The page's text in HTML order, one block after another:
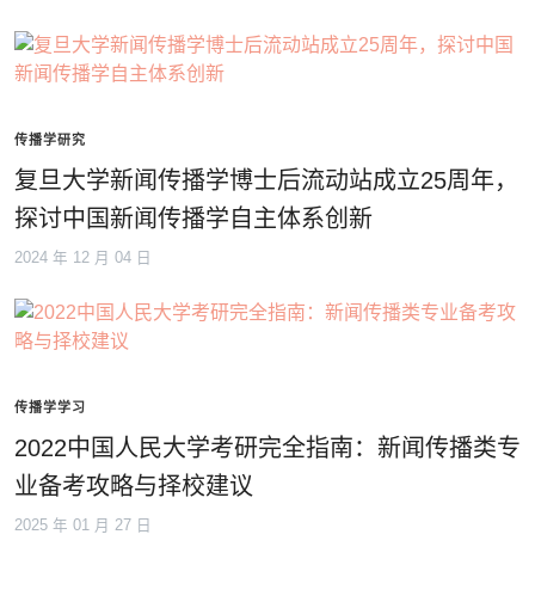
传播学研究
复旦大学新闻传播学博士后流动站成立25周年，
探讨中国新闻传播学自主体系创新
2024 年 12 月 04 日
传播学学习
2022中国人民大学考研完全指南：新闻传播类专
业备考攻略与择校建议
2025 年 01 月 27 日